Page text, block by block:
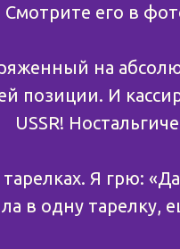
Смотрите его в
на
позиции. И
USSR!
Я грю:
в одну